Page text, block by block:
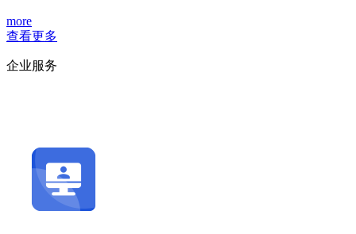
more
查看更多
企业服务